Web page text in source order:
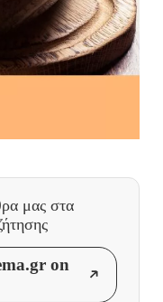
μας στα
on